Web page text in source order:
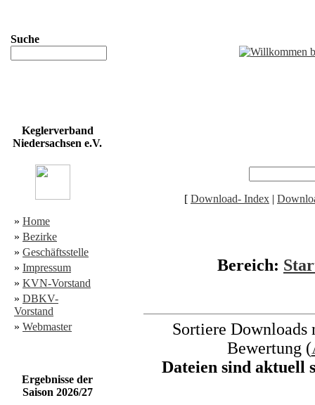
Suche
Keglerverband
Niedersachsen e.V.
» Home
» Bezirke
» Geschäftsstelle
» Impressum
» KVN-Vorstand
» DBKV-
Vorstand
» Webmaster
Ergebnisse der
Saison 2026/27
[ Download- Index |
Bereich:
Sortiere Downloads
Bewertung (
Dateien sind aktuell